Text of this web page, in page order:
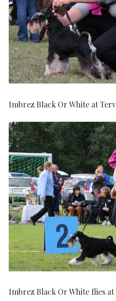
Imbrez Black Or White at
Imbrez Black Or White flies